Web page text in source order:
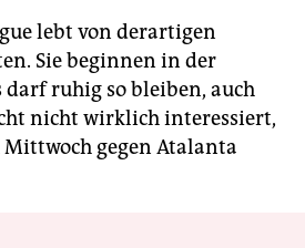
lebt von derartigen
Sie beginnen in der
darf ruhig so bleiben, auch
nicht wirklich interessiert,
gegen Atalanta